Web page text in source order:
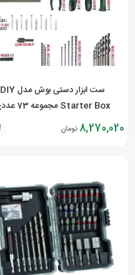
ست ابزار دستی بوش مدل DIY
Starter Box مجموعه 73 عددی
8,270,020 تومان